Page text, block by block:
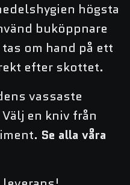
högsta
buköppnare
om hand på ett
efter skottet.
vassaste
en kniv från
Se alla våra